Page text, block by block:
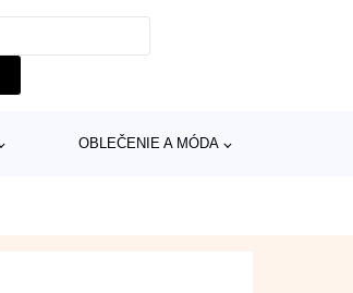
OBLEČENIE A MÓDA